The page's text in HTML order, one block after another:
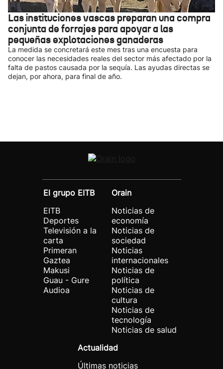
Las instituciones vascas preparan una compra
conjunta de forrajes para apoyar a las
pequeñas explotaciones ganaderas
La medida se concretará este mes tras una encuesta para
conocer las necesidades reales del sector más afectado por la
falta de pastos causada por la sequía. Las ayudas directas se
dejan, por ahora, para final de año.
El grupo EITB
EITB
Deportes
Televisión a la
carta
Primeran
Gaztea
Makusi
Guau - Gure
Audioa
Orain
Noticias de
economía
Noticias de
sociedad
Noticias
internacionales
Noticias de
política
Noticias de
cultura
Noticias de
tecnología
Noticias de salud
Actualidad
Últimas noticias